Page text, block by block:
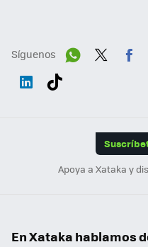
Síguenos
Apoya a Xataka y
En Xataka hablamos